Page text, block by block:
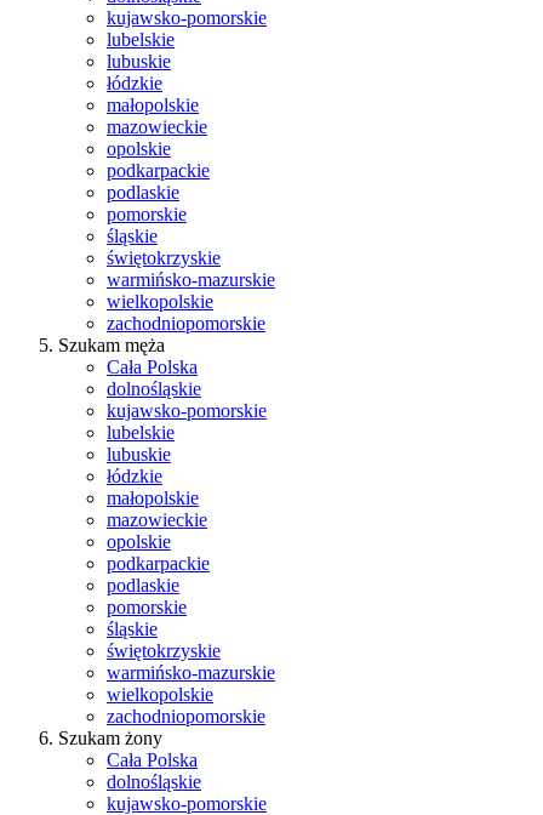
kujawsko-pomorskie
lubelskie
lubuskie
łódzkie
małopolskie
mazowieckie
opolskie
podkarpackie
podlaskie
pomorskie
śląskie
świętokrzyskie
warmińsko-mazurskie
wielkopolskie
zachodniopomorskie
Szukam męża
Cała Polska
dolnośląskie
kujawsko-pomorskie
lubelskie
lubuskie
łódzkie
małopolskie
mazowieckie
opolskie
podkarpackie
podlaskie
pomorskie
śląskie
świętokrzyskie
warmińsko-mazurskie
wielkopolskie
zachodniopomorskie
Szukam żony
Cała Polska
dolnośląskie
kujawsko-pomorskie